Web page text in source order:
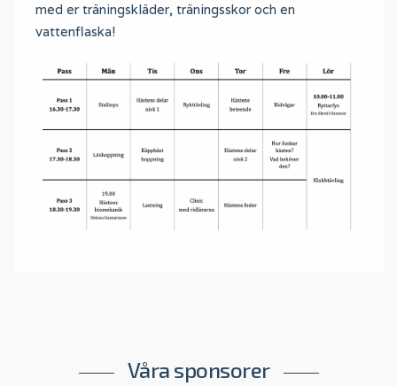
med er träningskläder, träningsskor och en
vattenflaska!
Våra sponsorer